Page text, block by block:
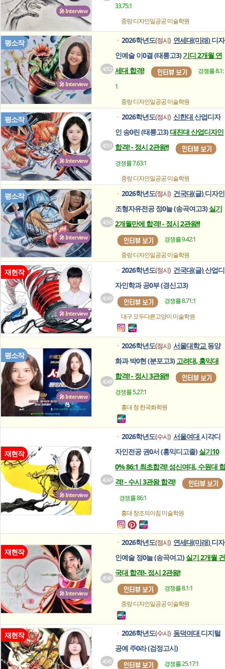
🎤 Interview
33.75:1
중랑 디자인일공공미술학원
🎤 Interview
평소작
4052
ㆍ 2026학년도(정시) 연세대(미래)디자
인예술 이0결 (태릉고3)기디 2개월 연
세대 합격!
경쟁률 8.1:
1
중랑 디자인일공공미술학원
🎤 Interview
평소작
4051
ㆍ 2026학년도(정시) 신한대산업디자
인 송0린 (태릉고3)대진대 산업디자인
합격! - 정시 2관왕!!
경쟁률 7.63:1
중랑 디자인일공공미술학원
🎤 Interview
평소작
4050
ㆍ 2026학년도(정시) 건국대(글)디자인
조형자유전공 정0늘 (송곡여고3)실기
2개월만에 합격! - 정시 2관왕!!
경쟁률 9.42:1
중랑 디자인일공공미술학원
🎤 Interview
재현작
4049
ㆍ 2026학년도(정시) 건국대(글)산업디
자인학과 공0부 (경신고3)
경쟁률 8.71:1
대구 모두다른고양이미술학원
🎤 Interview
평소작
4048
ㆍ 2026학년도(정시) 서울대학교 동양
화과 박0현 (분포고3) 고려대, 홍익대
합격! - 정시 3관왕!!
경쟁률 5.27:1
홍대 청한국화학원
🎤 Interview
재현작
4047
ㆍ 2026학년도(수시) 서울여대시각디
자인전공 권0서 (홍익디고졸)실기10
0% 86:1 최초합격! 성신여대, 수원대 합
격! - 수시 3관왕 합격!
경쟁률 86:1
홍대 창조의아침미술학원
🎤 Interview
재현작
4046
ㆍ 2026학년도(정시) 연세대(미래)디자
인예술 정0늘 (송곡여고)실기 2개월 건
국대 합격!- 정시 2관왕!
경쟁률 8.1:1
중랑 디자인일공공미술학원
재현작
4045
ㆍ 2026학년도(수시) 동덕여대 디지털
공예 주0라 (검정고시)
경쟁률 25.17:1